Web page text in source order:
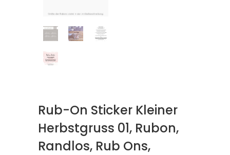
Rub-On Sticker Kleiner
Herbstgruss 01, Rubon,
Randlos, Rub Ons,